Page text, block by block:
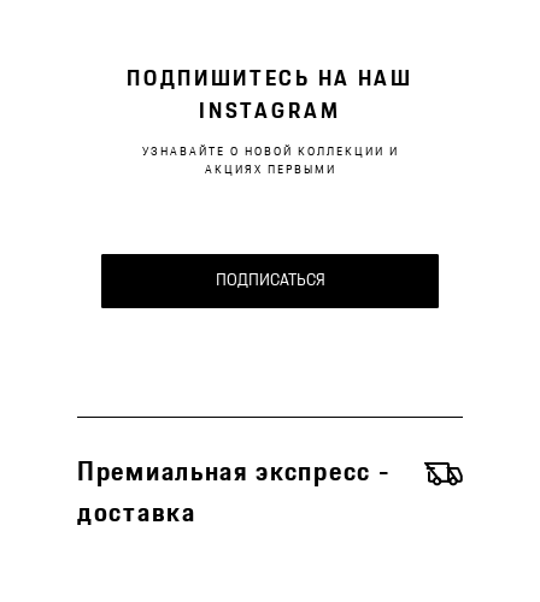
ПОДПИШИТЕСЬ НА НАШ
INSTAGRAM
УЗНАВАЙТЕ О НОВОЙ КОЛЛЕКЦИИ И
АКЦИЯХ ПЕРВЫМИ
ПОДПИСАТЬСЯ
Премиальная экспресс -
доставка